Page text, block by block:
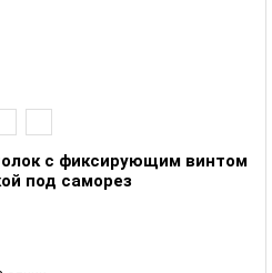
с фиксирующим винтом
под саморез